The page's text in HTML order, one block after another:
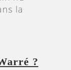
la
?